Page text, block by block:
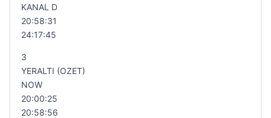
KANAL D
20:58:31
24:17:45
3
YERALTI (OZET)
NOW
20:00:25
20:58:56